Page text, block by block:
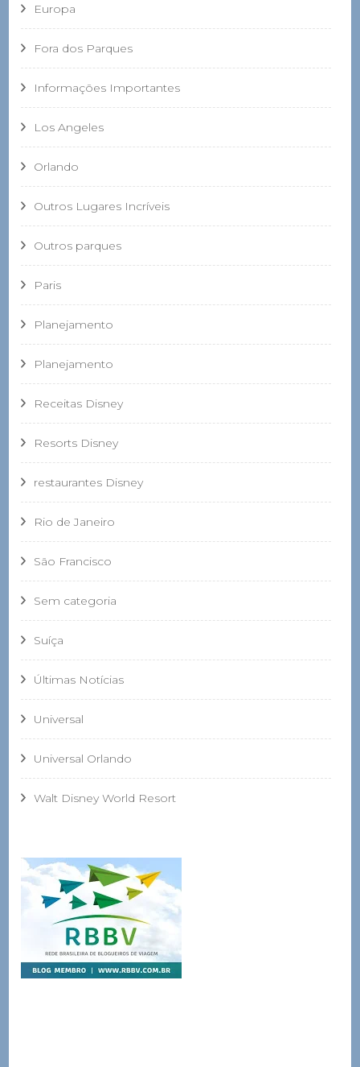
Europa
Fora dos Parques
Informações Importantes
Los Angeles
Orlando
Outros Lugares Incríveis
Outros parques
Paris
Planejamento
Planejamento
Receitas Disney
Resorts Disney
restaurantes Disney
Rio de Janeiro
São Francisco
Sem categoria
Suíça
Últimas Notícias
Universal
Universal Orlando
Walt Disney World Resort